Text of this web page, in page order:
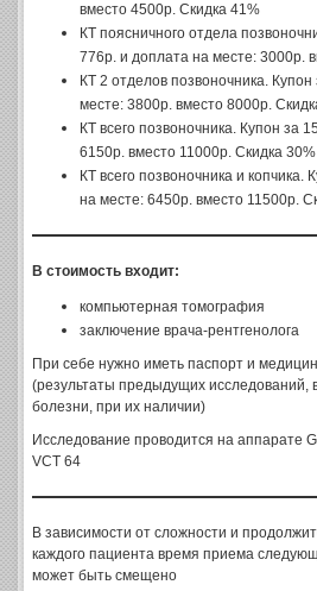
вместо 4500р. Скидка 41%
КТ поясничного отдела
776р. и доплата на месте: 3000р.
КТ 2 отделов позвоночника.
месте: 3800р. вместо 8000р.
КТ всего позвоночника. Купон за
6150р. вместо 11000р. Скидка 30%
КТ всего позвоночника и копчика.
на месте: 6450р. вместо 11500р.
В стоимость входит:
компьютерная томография
заключение врача-рентгенолога
При себе нужно иметь паспорт и
(результаты предыдущих исследований,
болезни, при их наличии)
Исследование проводится на аппарате
VCT 64
В зависимости от сложности и
каждого пациента время приема
может быть смещено